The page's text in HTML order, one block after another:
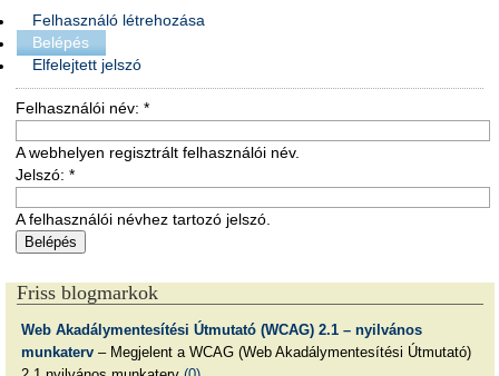
Felhasználó létrehozása
Belépés
Elfelejtett jelszó
Felhasználói név: *
A webhelyen regisztrált felhasználói név.
Jelszó: *
A felhasználói névhez tartozó jelszó.
Friss blogmarkok
Web Akadálymentesítési Útmutató (WCAG) 2.1 – nyilvános
munkaterv– Megjelent a WCAG (Web Akadálymentesítési Útmutató)